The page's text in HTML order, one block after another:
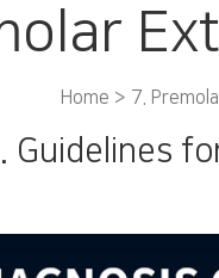
Home > 7.
Guidelines